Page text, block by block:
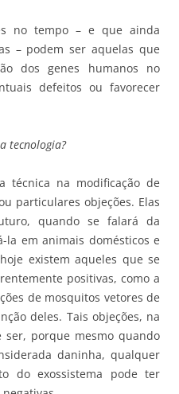
no tempo – e que ainda
– podem ser aquelas que
dos genes humanos no
defeitos ou favorecer
tecnologia?
técnica na modificação de
particulares objeções. Elas
quando se falará da
la em animais domésticos e
existem aqueles que se
positivas, como a
de mosquitos vetores de
deles. Tais objeções, na
porque mesmo quando
daninha, qualquer
do exossistema pode ter